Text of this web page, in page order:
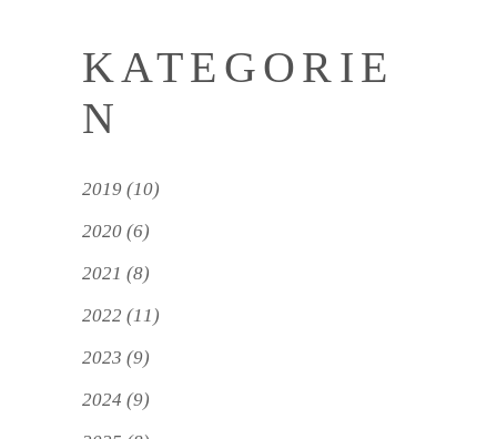
KATEGORIE
N
2019 (10)
2020 (6)
2021 (8)
2022 (11)
2023 (9)
2024 (9)